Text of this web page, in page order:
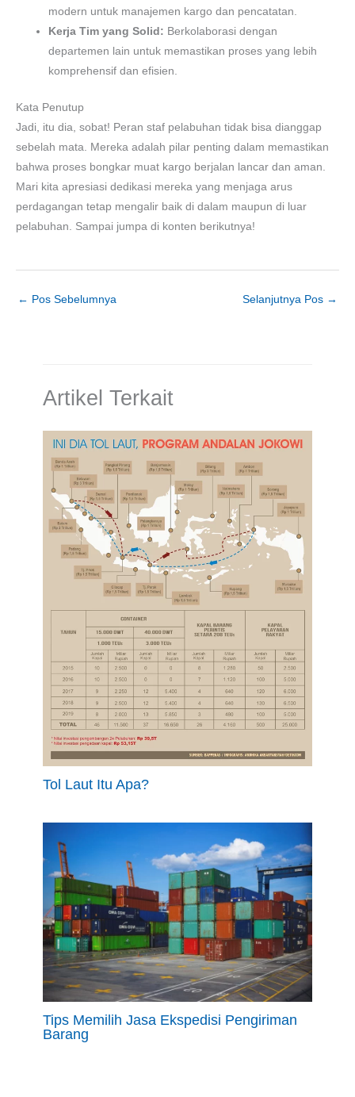
modern untuk manajemen kargo dan pencatatan.
Kerja Tim yang Solid: Berkolaborasi dengan
departemen lain untuk memastikan proses yang lebih
komprehensif dan efisien.
Kata Penutup
Jadi, itu dia, sobat! Peran staf pelabuhan tidak bisa dianggap
sebelah mata. Mereka adalah pilar penting dalam memastikan
bahwa proses bongkar muat kargo berjalan lancar dan aman.
Mari kita apresiasi dedikasi mereka yang menjaga arus
perdagangan tetap mengalir baik di dalam maupun di luar
pelabuhan. Sampai jumpa di konten berikutnya!
← Pos Sebelumnya Selanjutnya Pos →
Artikel Terkait
Tol Laut Itu Apa?
Tips Memilih Jasa Ekspedisi Pengiriman
Barang